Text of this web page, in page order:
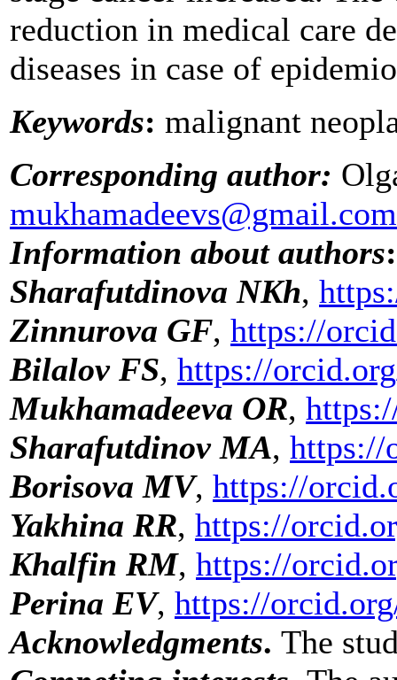
reduction in medical care
diseases in case of
Keywords: malignant
Corresponding author:
mukhamadeevs@gmail.com
Information about authors:
Sharafutdinova NKh,
Zinnurova GF, https://
Bilalov FS, https://
Mukhamadeeva OR,
Sharafutdinov MA, https://
Borisova MV, https://
Yakhina RR, https://
Khalfin RM, https://
Perina EV, https://
Acknowledgments. The